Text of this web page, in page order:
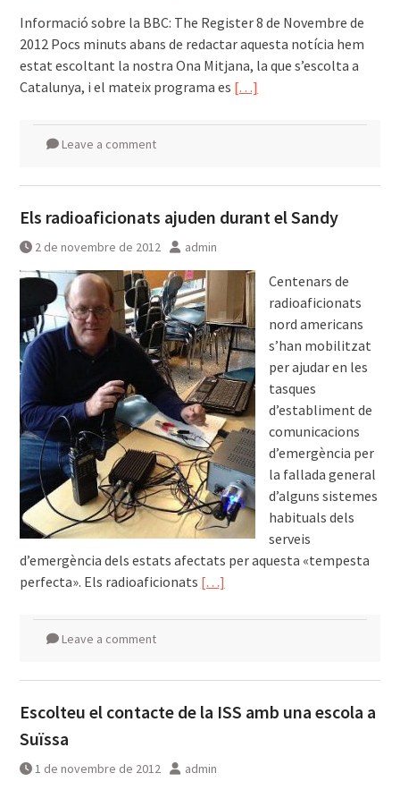
Informació sobre la BBC: The Register 8 de Novembre de
2012 Pocs minuts abans de redactar aquesta notícia hem
estat escoltant la nostra Ona Mitjana, la que s’escolta a
Catalunya, i el mateix programa es […]
Leave a comment
Els radioaficionats ajuden durant el Sandy
2 de novembre de 2012 admin
Centenars de
radioaficionats
nord americans
s’han mobilitzat
per ajudar en les
tasques
d’establiment de
comunicacions
d’emergència per
la fallada general
d’alguns sistemes
habituals dels
serveis
d’emergència dels estats afectats per aquesta «tempesta
perfecta». Els radioaficionats […]
Leave a comment
Escolteu el contacte de la ISS amb una escola a
Suïssa
1 de novembre de 2012 admin